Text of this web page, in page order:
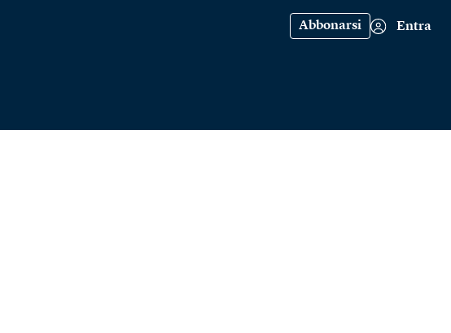
Abbonarsi Entra